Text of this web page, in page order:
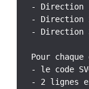
- Direction
- Direction
- Direction
Pour
- le code
- 2 lignes